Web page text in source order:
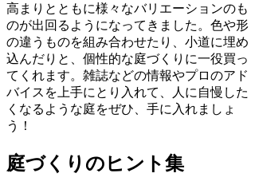
高まりとともに様々なバリエーションのも
のが出回るようになってきました。色や形
の違うものを組み合わせたり、小道に埋め
込んだりと、個性的な庭づくりに一役買っ
てくれます。雑誌などの情報やプロのアド
バイスを上手にとり入れて、人に自慢した
くなるような庭をぜひ、手に入れましょ
う！
庭づくりのヒント集